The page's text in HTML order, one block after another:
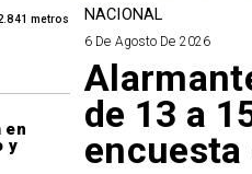
en
y
metros
NACIONAL
6 De Agosto De 2026
de 13 a
encuesta